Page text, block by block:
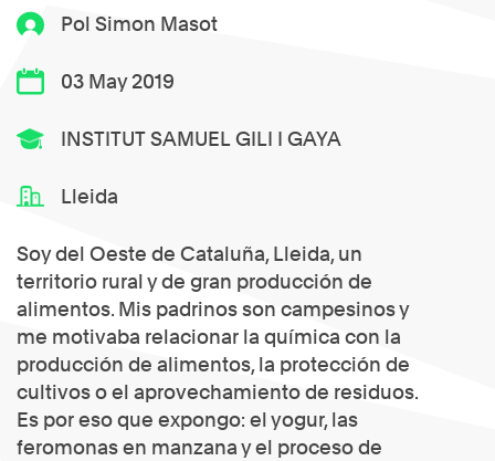
Pol Simon Masot
03 May 2019
INSTITUT SAMUEL GILI I GAYA
Lleida
Soy del Oeste de Cataluña, Lleida, un
territorio rural y de gran producción de
alimentos. Mis padrinos son campesinos y
me motivaba relacionar la química con la
producción de alimentos, la protección de
cultivos o el aprovechamiento de residuos.
Es por eso que expongo: el yogur, las
feromonas en manzana y el proceso de